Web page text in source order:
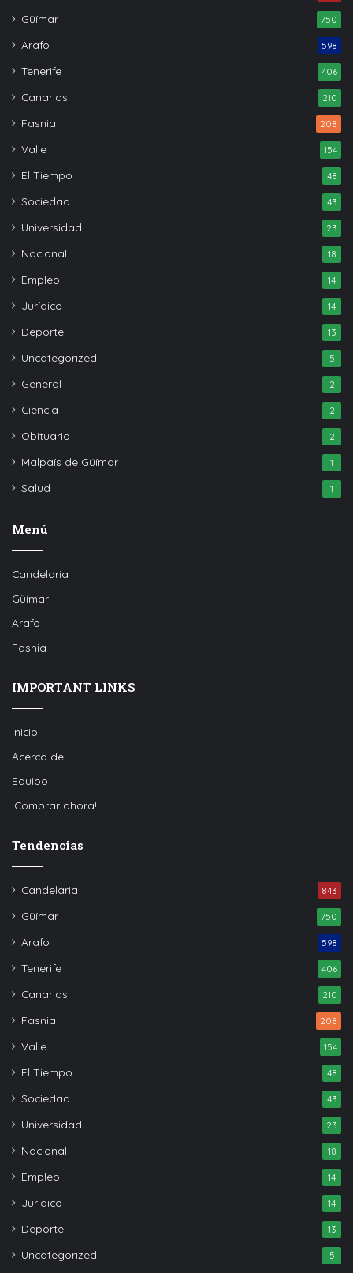
Güímar 750
Arafo 598
Tenerife 406
Canarias 210
Fasnia 208
Valle 154
El Tiempo 48
Sociedad 43
Universidad 23
Nacional 18
Empleo 14
Jurídico 14
Deporte 13
Uncategorized 5
General 2
Ciencia 2
Obituario 2
Malpaís de Güímar 1
Salud 1
Menú
Candelaria
Güímar
Arafo
Fasnia
IMPORTANT LINKS
Inicio
Acerca de
Equipo
¡Comprar ahora!
Tendencias
Candelaria 843
Güímar 750
Arafo 598
Tenerife 406
Canarias 210
Fasnia 208
Valle 154
El Tiempo 48
Sociedad 43
Universidad 23
Nacional 18
Empleo 14
Jurídico 14
Deporte 13
Uncategorized 5